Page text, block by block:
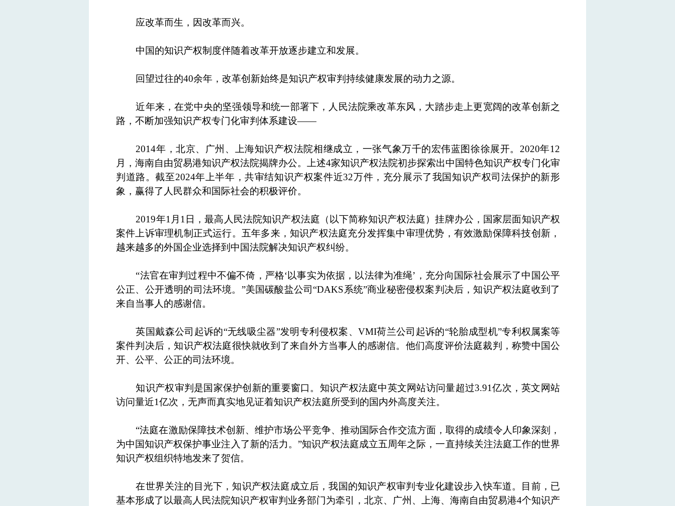
应改革而生，因改革而兴。
中国的知识产权制度伴随着改革开放逐步建立和发展。
回望过往的40余年，改革创新始终是知识产权审判持续健康发展的动力之源。
近年来，在党中央的坚强领导和统一部署下，人民法院乘改革东风，大踏步走上更宽阔的改革创新之
路，不断加强知识产权专门化审判体系建设——
2014年，北京、广州、上海知识产权法院相继成立，一张气象万千的宏伟蓝图徐徐展开。2020年12
月，海南自由贸易港知识产权法院揭牌办公。上述4家知识产权法院初步探索出中国特色知识产权专门化审
判道路。截至2024年上半年，共审结知识产权案件近32万件，充分展示了我国知识产权司法保护的新形
象，赢得了人民群众和国际社会的积极评价。
2019年1月1日，最高人民法院知识产权法庭（以下简称知识产权法庭）挂牌办公，国家层面知识产权
案件上诉审理机制正式运行。五年多来，知识产权法庭充分发挥集中审理优势，有效激励保障科技创新，
越来越多的外国企业选择到中国法院解决知识产权纠纷。
“法官在审判过程中不偏不倚，严格‘以事实为依据，以法律为准绳’，充分向国际社会展示了中国公平
公正、公开透明的司法环境。”美国碳酸盐公司“DAKS系统”商业秘密侵权案判决后，知识产权法庭收到了
来自当事人的感谢信。
英国戴森公司起诉的“无线吸尘器”发明专利侵权案、VMI荷兰公司起诉的“轮胎成型机”专利权属案等
案件判决后，知识产权法庭很快就收到了来自外方当事人的感谢信。他们高度评价法庭裁判，称赞中国公
开、公平、公正的司法环境。
知识产权审判是国家保护创新的重要窗口。知识产权法庭中英文网站访问量超过3.91亿次，英文网站
访问量近1亿次，无声而真实地见证着知识产权法庭所受到的国内外高度关注。
“法庭在激励保障技术创新、维护市场公平竞争、推动国际合作交流方面，取得的成绩令人印象深刻，
为中国知识产权保护事业注入了新的活力。”知识产权法庭成立五周年之际，一直持续关注法庭工作的世界
知识产权组织特地发来了贺信。
在世界关注的目光下，知识产权法庭成立后，我国的知识产权审判专业化建设步入快车道。目前，已
基本形成了以最高人民法院知识产权审判业务部门为牵引，北京、广州、上海、海南自由贸易港4个知识产